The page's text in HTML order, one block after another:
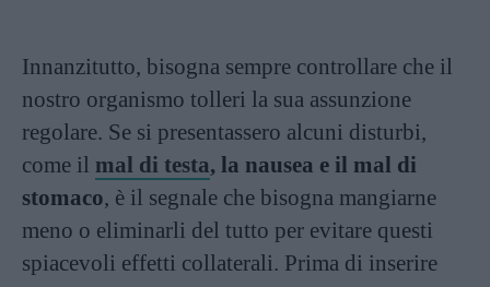
Innanzitutto, bisogna sempre controllare che il
nostro organismo tolleri la sua assunzione
regolare. Se si presentassero alcuni disturbi,
come il mal di testa, la nausea e il mal di
stomaco, è il segnale che bisogna mangiarne
meno o eliminarli del tutto per evitare questi
spiacevoli effetti collaterali. Prima di inserire